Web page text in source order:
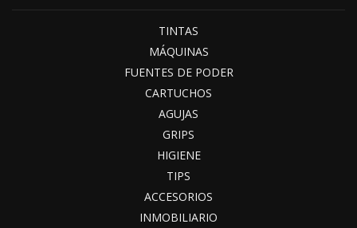
TINTAS
MÁQUINAS
FUENTES DE PODER
CARTUCHOS
AGUJAS
GRIPS
HIGIENE
TIPS
ACCESORIOS
INMOBILIARIO